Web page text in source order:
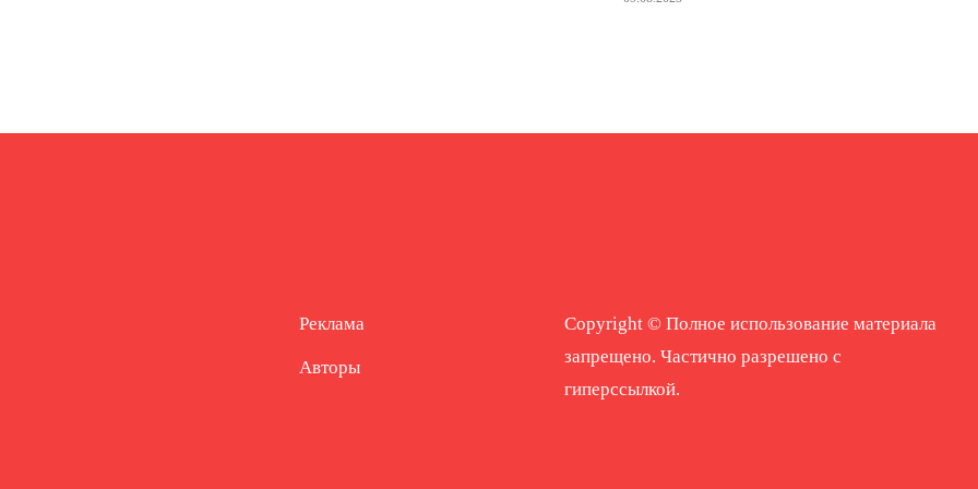
Реклама
Авторы
Copyright © Полное использование материала
запрещено. Частично разрешено с
гиперссылкой.